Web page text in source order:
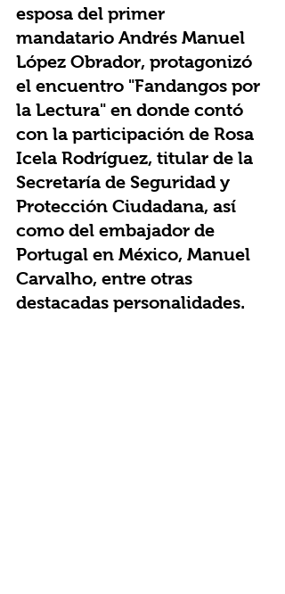
esposa del primer
mandatario Andrés Manuel
López Obrador, protagonizó
el encuentro "Fandangos por
la Lectura" en donde contó
con la participación de Rosa
Icela Rodríguez, titular de la
Secretaría de Seguridad y
Protección Ciudadana, así
como del embajador de
Portugal en México, Manuel
Carvalho, entre otras
destacadas personalidades.